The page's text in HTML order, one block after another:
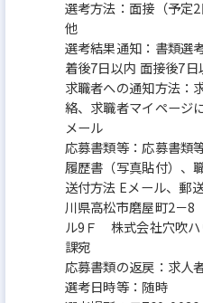
選考方法：面接（予定
他
選考結果通知：書類選
着後7日以内 面接後7日
求職者への通知方法：
絡、求職者マイページ
メール
応募書類等：応募書類
履歴書（写真貼付）、
送付方法 Eメール、郵
川県高松市磨屋町2－
ル9Ｆ 株式会社穴吹ハ
課宛
応募書類の返戻：求人
選考日時等：随時